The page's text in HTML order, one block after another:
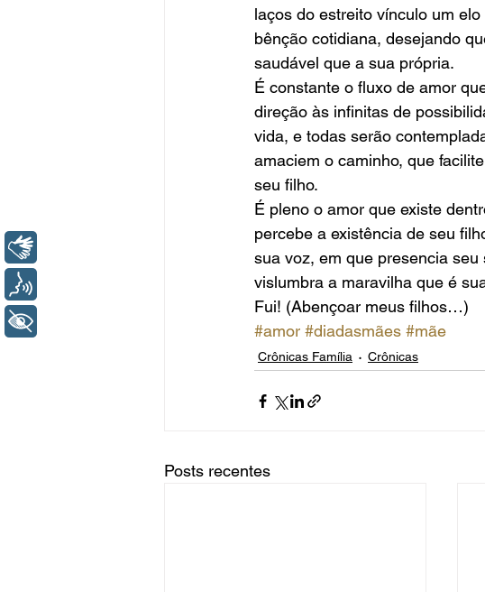
laços do estreito vínculo um
bênção cotidiana, desejando
saudável que a sua própria.
É constante o fluxo de amor
direção às infinitas de
vida, e todas serão
amaciem o caminho, que
seu filho.
É pleno o amor que existe
percebe a existência de seu
sua voz, em que presencia
vislumbra a maravilha que é
Fui! (Abençoar meus filhos…)
#amor #diadasmães #mãe
Crônicas Família Crônicas
Posts recentes